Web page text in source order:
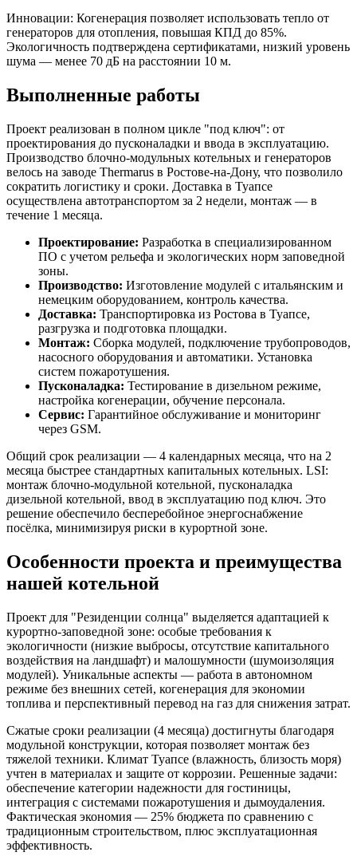
Инновации: Когенерация позволяет использовать тепло от
генераторов для отопления, повышая КПД до 85%.
Экологичность подтверждена сертификатами, низкий уровень
шума — менее 70 дБ на расстоянии 10 м.
Выполненные работы
Проект реализован в полном цикле "под ключ": от
проектирования до пусконаладки и ввода в эксплуатацию.
Производство блочно-модульных котельных и генераторов
велось на заводе Thermarus в Ростове-на-Дону, что позволило
сократить логистику и сроки. Доставка в Туапсе
осуществлена автотранспортом за 2 недели, монтаж — в
течение 1 месяца.
Проектирование: Разработка в специализированном
ПО с учетом рельефа и экологических норм заповедной
зоны.
Производство: Изготовление модулей с итальянским и
немецким оборудованием, контроль качества.
Доставка: Транспортировка из Ростова в Туапсе,
разгрузка и подготовка площадки.
Монтаж: Сборка модулей, подключение трубопроводов,
насосного оборудования и автоматики. Установка
систем пожаротушения.
Пусконаладка: Тестирование в дизельном режиме,
настройка когенерации, обучение персонала.
Сервис: Гарантийное обслуживание и мониторинг
через GSM.
Общий срок реализации — 4 календарных месяца, что на 2
месяца быстрее стандартных капитальных котельных. LSI:
монтаж блочно-модульной котельной, пусконаладка
дизельной котельной, ввод в эксплуатацию под ключ. Это
решение обеспечило бесперебойное энергоснабжение
посёлка, минимизируя риски в курортной зоне.
Особенности проекта и преимущества
нашей котельной
Проект для "Резиденции солнца" выделяется адаптацией к
курортно-заповедной зоне: особые требования к
экологичности (низкие выбросы, отсутствие капитального
воздействия на ландшафт) и малошумности (шумоизоляция
модулей). Уникальные аспекты — работа в автономном
режиме без внешних сетей, когенерация для экономии
топлива и перспективный перевод на газ для снижения затрат.
Сжатые сроки реализации (4 месяца) достигнуты благодаря
модульной конструкции, которая позволяет монтаж без
тяжелой техники. Климат Туапсе (влажность, близость моря)
учтен в материалах и защите от коррозии. Решенные задачи:
обеспечение категории надежности для гостиницы,
интеграция с системами пожаротушения и дымоудаления.
Фактическая экономия — 25% бюджета по сравнению с
традиционным строительством, плюс эксплуатационная
эффективность.